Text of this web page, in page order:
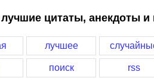
цитаты, анекдоты
лучшее
поиск rss